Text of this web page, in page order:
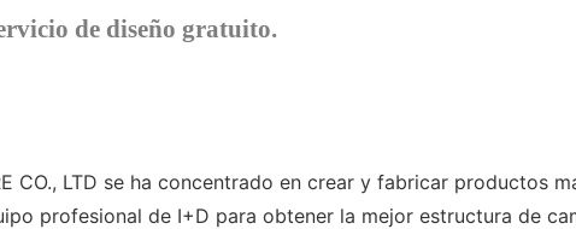
de diseño gratuito.
CO., LTD se ha concentrado en crear y fabricar productos
profesional de I+D para obtener la mejor estructura de